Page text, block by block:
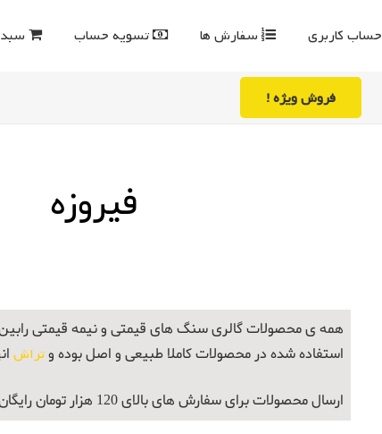
حساب کاربری سفارش ها تسویه حساب
فروش ویژه !
فیروزه
همه ی محصولات گالری سنگ های قیمتی و نیمه قیمتی
استفاده شده در محصولات کاملا طبیعی و اصل بوده وتراش
ارسال محصولات برای سفارش های بالای 120 هزار تومان رایگان است.